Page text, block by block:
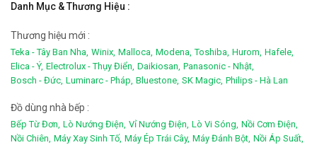
Danh Mục & Thương Hiệu :
Thương hiệu mới :
Teka - Tây Ban Nha, Winix, Malloca, Modena, Toshiba, Hurom, Hafele,
Elica - Ý, Electrolux - Thụy Điển, Daikiosan, Panasonic - Nhật,
Bosch - Đức, Luminarc - Pháp, Bluestone, SK Magic, Philips - Hà Lan
Đồ dùng nhà bếp :
Bếp Từ Đơn, Lò Nướng Điện, Vỉ Nướng Điện, Lò Vi Sóng, Nồi Cơm Điện,
Nồi Chiên, Máy Xay Sinh Tố, Máy Ép Trái Cây, Máy Đánh Bột, Nồi Áp Suất,